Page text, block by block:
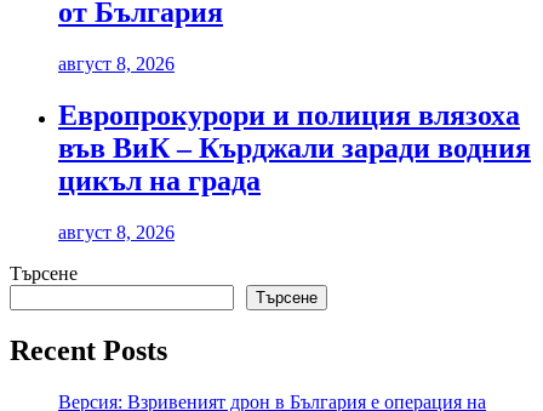
от България
август 8, 2026
Европрокурори и полиция влязоха
във ВиК – Кърджали заради водния
цикъл на града
август 8, 2026
Търсене
Търсене
Recent Posts
Версия: Взривеният дрон в България е операция на